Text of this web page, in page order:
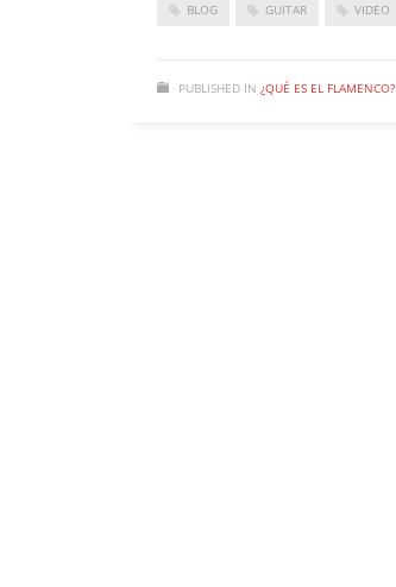
BLOG GUITAR VIDEO
PUBLISHED IN ¿QUÉ ES EL FLAMENCO?